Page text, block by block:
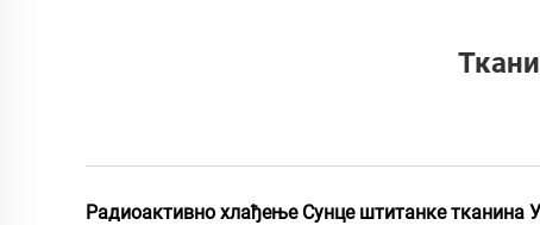
Радиоактивно хлађење Сунце штитанке тканина